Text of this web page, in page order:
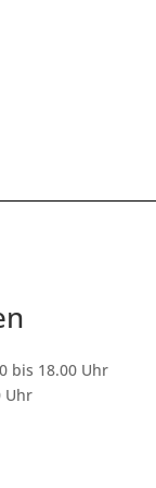
bis 18.00 Uhr
Uhr